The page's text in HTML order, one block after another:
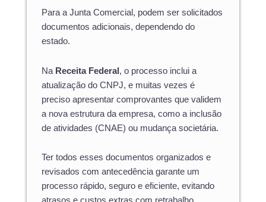
Para a Junta Comercial, podem ser solicitados
documentos adicionais, dependendo do
estado.
Na Receita Federal, o processo inclui a
atualização do CNPJ, e muitas vezes é
preciso apresentar comprovantes que validem
a nova estrutura da empresa, como a inclusão
de atividades (CNAE) ou mudança societária.
Ter todos esses documentos organizados e
revisados com antecedência garante um
processo rápido, seguro e eficiente, evitando